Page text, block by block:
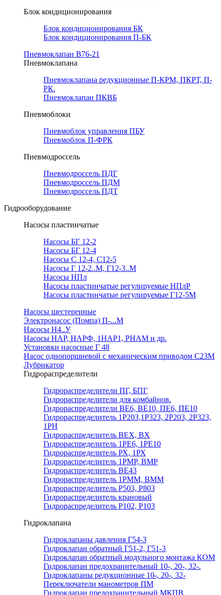
Блок кондиционирования
Блок кондиционирования БК
Блок кондиционирования П-БК
Пневмоклапан В76-21
Пневмоклапана
Пневмоклапана редукционные П-КРМ, ПКРТ, П-
РК.
Пневмоклапан ПКВБ
Пневмоблоки
Пневмоблок управления ПБУ
Пневмоблок П-ФРК
Пневмодроссель
Пневмодроссель ПДГ
Пневмодроссель ПДМ
Пневмодроссель ПДТ
Гидрооборудование
Насосы пластинчатые
Насосы БГ 12-2
Насосы БГ 12-4
Насосы С 12-4, С12-5
Насосы Г 12-2..М, Г12-3..М
Насосы НПл
Насосы пластинчатые регулируемые НПлР
Насосы пластинчатые регулируемые Г12-5М
Насосы шестеренные
Электронасос (Помпа) П-...М
Насосы Н4..У
Насосы НАР, НАРФ, 1НАР1, РНАМ и др.
Установки насосные Г 48
Насос однопоршневой с механическим приводом С23М
Лубрикатор
Гидрораспределители
Гидрораспределители ПГ, БПГ
Гидрораспределители для комбайнов.
Гидрораспределители ВЕ6, ВЕ10, ПЕ6, ПЕ10
Гидрораспределитель 1Р203,1Р323, 2Р203, 2Р323,
1РН
Гидрораспределитель ВЕХ, ВХ
Гидрораспределитель 1РЕ6, 1РЕ10
Гидрораспределитель РХ, 1РХ
Гидрораспределитель 1РМР, ВМР
Гидрораспределитель ВЕ43
Гидрораспределитель 1РММ, ВММ
Гидрораспределитель Р503, Р803
Гидрораспределитель крановый
Гидрораспределитель Р102, Р103
Гидроклапана
Гидроклапаны давления Г54-3
Гидроклапан обратный Г51-2, Г51-3
Гидроклапан обратный модульного монтажа КОМ
Гидроклапан предохранительный 10-, 20-, 32-.
Гидроклапаны редукционные 10-, 20-, 32-
Переключатели манометров ПМ
Гидроклапан предохранительный МКПВ